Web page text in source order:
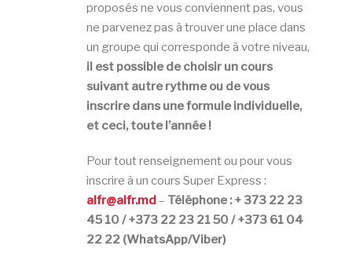
proposés ne vous conviennent pas, vous
ne parvenez pas à trouver une place dans
un groupe qui corresponde à votre niveau,
il est possible de choisir un cours
suivant autre rythme ou de vous
inscrire dans une formule individuelle,
et ceci, toute l’année !
Pour tout renseignement ou pour vous
inscrire à un cours Super Express :
alfr@alfr.md– Téléphone : + 373 22 23
45 10 / +373 22 23 21 50 / +373 61 04
22 22 (WhatsApp/Viber)